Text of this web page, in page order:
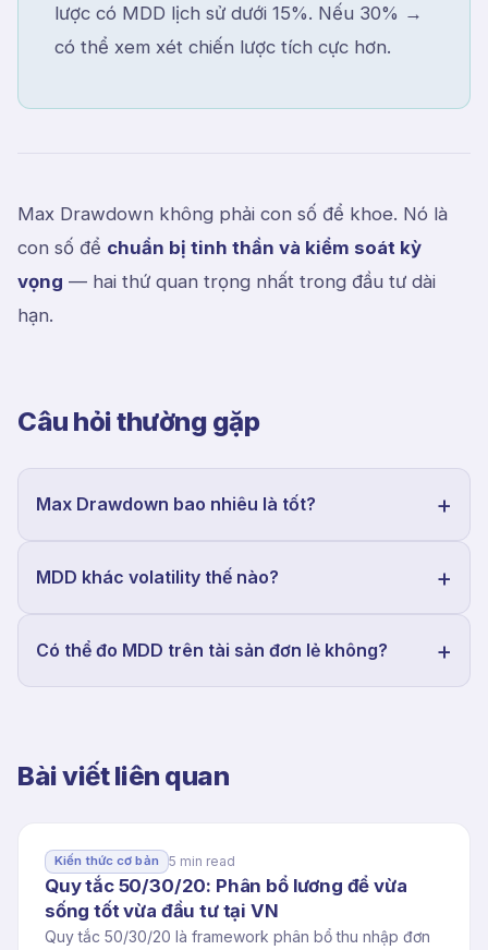
lược có MDD lịch sử dưới 15%. Nếu 30% →
có thể xem xét chiến lược tích cực hơn.
Max Drawdown không phải con số để khoe. Nó là
con số để chuẩn bị tinh thần và kiểm soát kỳ
vọng — hai thứ quan trọng nhất trong đầu tư dài
hạn.
Câu hỏi thường gặp
Max Drawdown bao nhiêu là tốt?
MDD khác volatility thế nào?
Có thể đo MDD trên tài sản đơn lẻ không?
Bài viết liên quan
Kiến thức cơ bản 5 min read
Quy tắc 50/30/20: Phân bổ lương để vừa
sống tốt vừa đầu tư tại VN
Quy tắc 50/30/20 là framework phân bổ thu nhập đơn